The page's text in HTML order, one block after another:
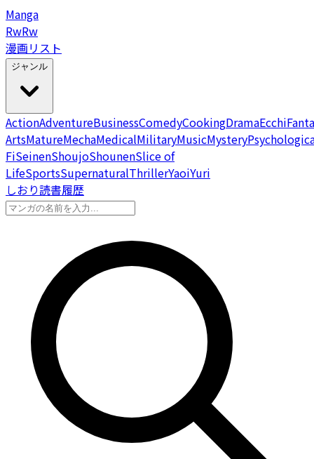
Manga
RwRw
漫画リスト
ジャンル
ActionAdventureBusinessComedyCookingDramaEcchi
ArtsMatureMechaMedicalMilitaryMusicMystery
FiSeinenShoujoShounenSlice of
LifeSportsSupernaturalThrillerYaoiYuri
しおり読書履歴